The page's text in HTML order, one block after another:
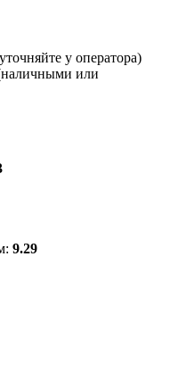
у оператора)
или
9.29